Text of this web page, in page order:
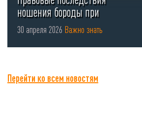
ношения бороды при
использовании СИЗ органов
...
30 апреля 2026 Важно знать
Перейти ко всем новостям